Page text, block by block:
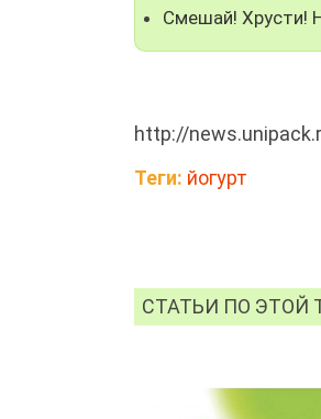
Смешай! Хрусти!
http://
Теги: йогурт
СТАТЬИ ПО ЭТОЙ